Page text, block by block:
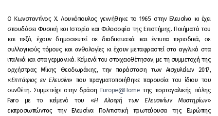
Ο Κωνσταντίνος Χ. Λουκόπουλος γεννήθηκε το 1965 στην Ελευσίνα κι έχει
σπουδάσει Φυσική και Ιστορία και Φιλοσοφία της Επιστήμης. Ποιήματά του
και πεζά, έχουν δημοσιευτεί σε διαδικτυακά και έντυπα περιοδικά, σε
συλλογικούς τόμους και ανθολογίες κι έχουν μεταφραστεί στα αγγλικά στα
ιταλικά και στα γερμανικά. Κείμενά του στοιχειοθέτησαν, με τη συμμετοχή της
ορχήστρας Μίκης Θεοδωράκης, την παράσταση των Αισχυλείων 2017,
«Επιτάφιος εν Ελευσίνι» που πραγματοποιήθηκε παρουσία του ίδιου του
συνθέτη. Συμμετείχε στην δράση Europe@Home της πορτογαλικής πόλης
Faro με το κείμενό του «Η Αλοιφή των Ελευσινίων Μυστηρίων»
εκπροσωπώντας την Ελευσίνα Πολιτιστική πρωτεύουσα της Ευρώπης